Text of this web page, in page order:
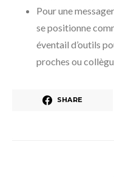
Pour une
se positionne
éventail d’outils
proches ou
SHARE